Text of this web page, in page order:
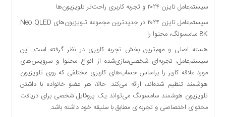
سیستم‌عامل تایزن ۲۰۲۴ و تجربه کاربری راحت‌تر تلویزیون‌ها
سیستم‌عامل تایزن ۲۰۲۴ در جدیدترین مجموعه تلویزیون‌های Neo QLED
8K سامسونگ، محتوا را
هسته اصلی و مهم‌ترین بخش تجربه کاربری در نظر گرفته است. این
سیستم‌عامل، تجربه‌ای شخصی‌سازی‌شده از انواع محتوا و سرویس‌های
مورد علاقه کاربر را براساس حساب‌های کاربری مختلفی که روی تلویزیون
هوشمند تنظیم شده‌اند، ارائه می‌کند. حالا، هر عضو خانواده با داشتن
تلویزیون هوشمند سامسونگ می‌تواند یک پروفایل شخصی برای دریافت
محتوای اختصاصی و تجربه‌ای مطابق با سلیقه خود داشته باشد.